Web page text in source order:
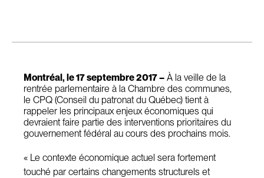
Montréal, le 17 septembre 2017 – À la veille de la
rentrée parlementaire à la Chambre des communes,
le CPQ (Conseil du patronat du Québec) tient à
rappeler les principaux enjeux économiques qui
devraient faire partie des interventions prioritaires du
gouvernement fédéral au cours des prochains mois.
« Le contexte économique actuel sera fortement
touché par certains changements structurels et